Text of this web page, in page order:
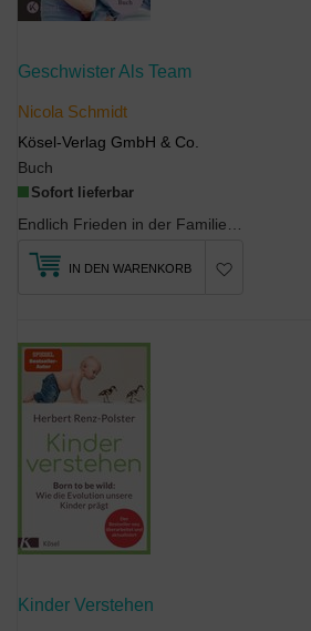
Geschwister Als Team
Nicola Schmidt
Kösel-Verlag GmbH & Co.
Buch
Sofort lieferbar
IN DEN WARENKORB
Kinder Verstehen